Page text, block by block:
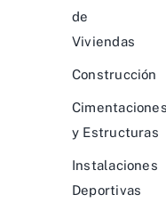
de
Viviendas
Construcción
y Estructuras
Instalaciones
Deportivas